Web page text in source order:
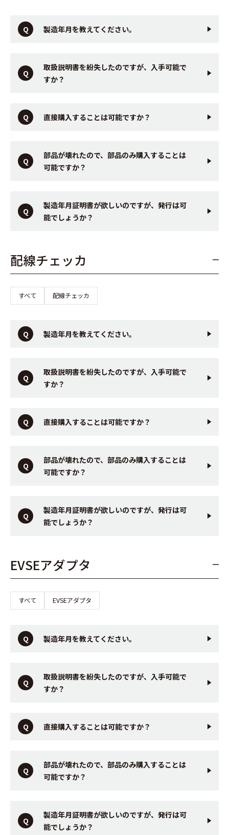
製造年月を教えてください。
取扱説明書を紛失したのですが、入手可能で
すか？
直接購入することは可能ですか？
部品が壊れたので、部品のみ購入することは
可能ですか？
製造年月証明書が欲しいのですが、発行は可
能でしょうか？
配線チェッカ
すべて 配線チェッカ
製造年月を教えてください。
取扱説明書を紛失したのですが、入手可能で
すか？
直接購入することは可能ですか？
部品が壊れたので、部品のみ購入することは
可能ですか？
製造年月証明書が欲しいのですが、発行は可
能でしょうか？
EVSEアダプタ
すべて EVSEアダプタ
製造年月を教えてください。
取扱説明書を紛失したのですが、入手可能で
すか？
直接購入することは可能ですか？
部品が壊れたので、部品のみ購入することは
可能ですか？
製造年月証明書が欲しいのですが、発行は可
能でしょうか？